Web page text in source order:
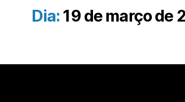
Dia: 19 de março de